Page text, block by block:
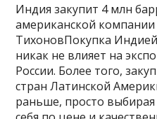
Индия закупит 4 млн
американской
ТихоновПокупка
никак не влияет на
России. Более того,
стран Латинской
раньше, просто